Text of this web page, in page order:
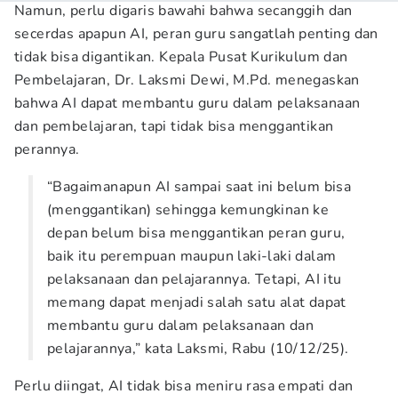
Namun, perlu digaris bawahi bahwa secanggih dan
secerdas apapun AI, peran guru sangatlah penting dan
tidak bisa digantikan. Kepala Pusat Kurikulum dan
Pembelajaran, Dr. Laksmi Dewi, M.Pd. menegaskan
bahwa AI dapat membantu guru dalam pelaksanaan
dan pembelajaran, tapi tidak bisa menggantikan
perannya.
“Bagaimanapun AI sampai saat ini belum bisa
(menggantikan) sehingga kemungkinan ke
depan belum bisa menggantikan peran guru,
baik itu perempuan maupun laki-laki dalam
pelaksanaan dan pelajarannya. Tetapi, AI itu
memang dapat menjadi salah satu alat dapat
membantu guru dalam pelaksanaan dan
pelajarannya,” kata Laksmi, Rabu (10/12/25).
Perlu diingat, AI tidak bisa meniru rasa empati dan